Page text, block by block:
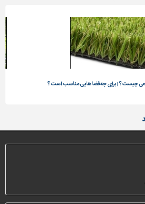
چیست؟ | برای چه فضا هایی مناسب است؟